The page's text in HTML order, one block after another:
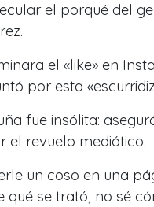
el porqué del
el «like» en
por esta
fue insólita:
el revuelo mediático.
un coso en una
qué se trató, no sé